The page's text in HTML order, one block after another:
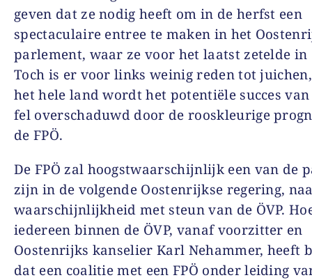
geven dat ze nodig heeft om in de herfst een
spectaculaire entree te maken in het
parlement, waar ze voor het laatst zetelde in
Toch is er voor links weinig reden tot
het hele land wordt het potentiële succes van
fel overschaduwd door de rooskleurige
de FPÖ.
De FPÖ zal hoogstwaarschijnlijk een van de
zijn in de volgende Oostenrijkse regering,
waarschijnlijkheid met steun van de ÖVP.
iedereen binnen de ÖVP, vanaf voorzitter en
Oostenrijks kanselier Karl Nehammer, heeft
dat een coalitie met een FPÖ onder leiding